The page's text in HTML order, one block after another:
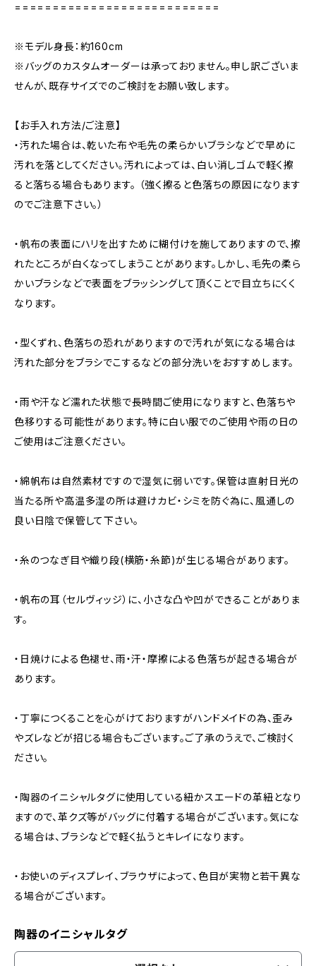
===========================
※モデル身長：約160cm
※バッグのカスタムオーダーは承っておりません。申し訳ございま
せんが、既存サイズでのご検討をお願い致します。
【お手入れ方法/ご注意】
・汚れた場合は、乾いた布や毛先の柔らかいブラシなどで早めに
汚れを落としてください。汚れによっては、白い消しゴムで軽く擦
ると落ちる場合もあります。 （強く擦ると色落ちの原因になります
のでご注意下さい。）
・帆布の表面にハリを出すために糊付けを施してありますので、擦
れたところが白くなってしまうことがあります。しかし、毛先の柔ら
かいブラシなどで表面をブラッシングして頂くことで目立ちにくく
なります。
・型くずれ、色落ちの恐れがありますので汚れが気になる場合は
汚れた部分をブラシでこするなどの部分洗いをおすすめします。
・雨や汗など濡れた状態で長時間ご使用になりますと、色落ちや
色移りする可能性があります。特に白い服でのご使用や雨の日の
ご使用はご注意ください。
・綿帆布は自然素材ですので湿気に弱いです。保管は直射日光の
当たる所や高温多湿の所は避けカビ・シミを防ぐ為に、風通しの
良い日陰で保管して下さい。
・糸のつなぎ目や織り段(横筋・糸節)が生じる場合があります。
・帆布の耳（セルヴィッジ）に、小さな凸や凹ができることがありま
す。
・日焼けによる色褪せ、雨・汗・摩擦による色落ちが起きる場合が
あります。
・丁寧につくることを心がけておりますがハンドメイドの為、歪み
やズレなどが招じる場合もございます。ご了承のうえで、ご検討く
ださい。
・陶器のイニシャルタグに使用している紐かスエードの革紐となり
ますので、革クズ等がバッグに付着する場合がございます。気にな
る場合は、ブラシなどで軽く払うとキレイになります。
・お使いのディスプレイ、ブラウザによって、色目が実物と若干異な
る場合がございます。
陶器のイニシャルタグ